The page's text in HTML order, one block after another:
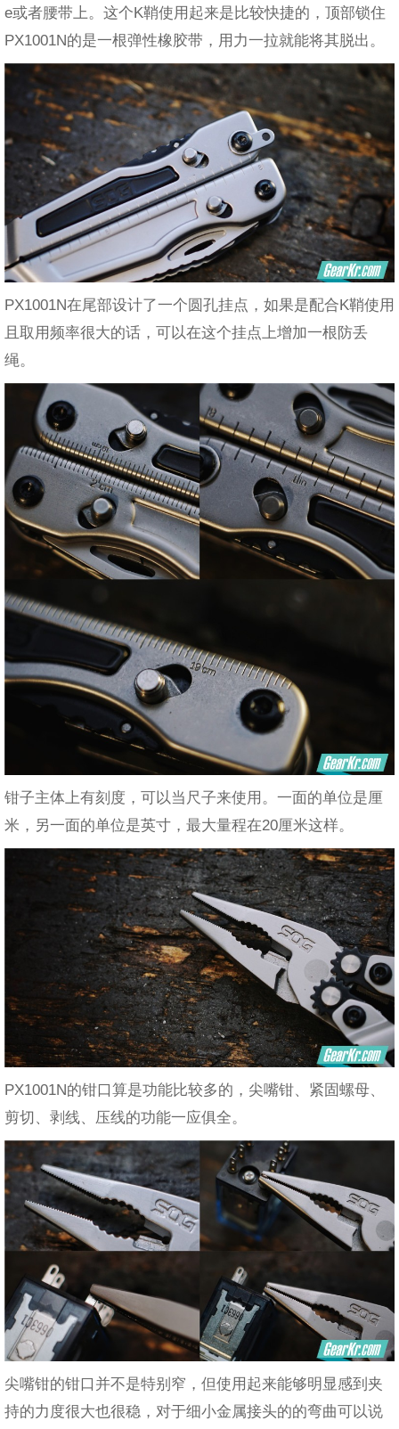
e或者腰带上。这个K鞘使用起来是比较快捷的，顶部锁住
PX1001N的是一根弹性橡胶带，用力一拉就能将其脱出。
PX1001N在尾部设计了一个圆孔挂点，如果是配合K鞘使用
且取用频率很大的话，可以在这个挂点上增加一根防丢
绳。
钳子主体上有刻度，可以当尺子来使用。一面的单位是厘
米，另一面的单位是英寸，最大量程在20厘米这样。
PX1001N的钳口算是功能比较多的，尖嘴钳、紧固螺母、
剪切、剥线、压线的功能一应俱全。
尖嘴钳的钳口并不是特别窄，但使用起来能够明显感到夹
持的力度很大也很稳，对于细小金属接头的的弯曲可以说